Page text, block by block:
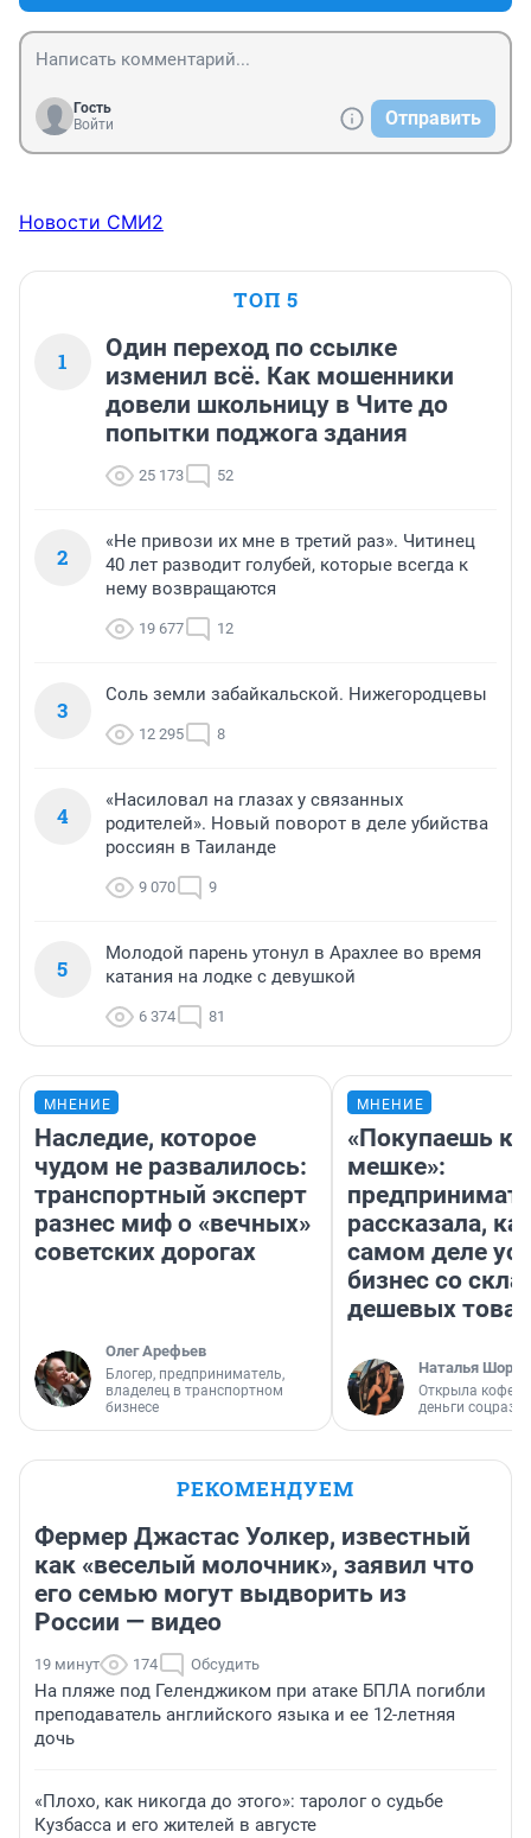
Гость
Войти
Отправить
Новости СМИ2
ТОП 5
1
Один переход по ссылке
изменил всё. Как мошенники
довели школьницу в Чите до
попытки поджога здания
25 173 52
2
«Не привози их мне в третий раз». Читинец
40 лет разводит голубей, которые всегда к
нему возвращаются
19 677 12
3
Соль земли забайкальской. Нижегородцевы
12 295 8
4
«Насиловал на глазах у связанных
родителей». Новый поворот в деле убийства
россиян в Таиланде
9 070 9
5
Молодой парень утонул в Арахлее во время
катания на лодке с девушкой
6 374 81
МНЕНИЕ
Наследие, которое
чудом не развалилось:
транспортный эксперт
разнес миф о «вечных»
советских дорогах
Олег Арефьев
Блогер, предприниматель,
владелец в транспортном
бизнесе
МНЕНИЕ
«Покупаешь
мешке»:
рассказала,
самом деле
бизнес со
дешевых
Наталья
Открыла
деньги
РЕКОМЕНДУЕМ
Фермер Джастас Уолкер, известный
как «веселый молочник», заявил что
его семью могут выдворить из
России — видео
19 минут 174 Обсудить
На пляже под Геленджиком при атаке БПЛА погибли
преподаватель английского языка и ее 12-летняя
дочь
«Плохо, как никогда до этого»: таролог о судьбе
Кузбасса и его жителей в августе